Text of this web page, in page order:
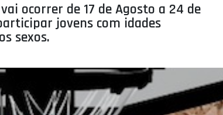
ocorrer de 17 de Agosto a 24 de
jovens com idades
sexos.